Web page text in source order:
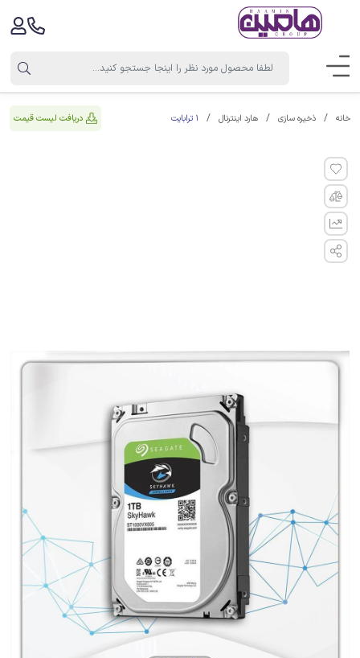
خانه ذخیره سازی هارد اینترنال 1 ترابایت دریافت لیست قیمت